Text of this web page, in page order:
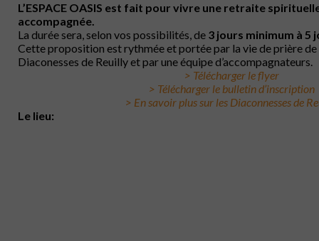
L’ESPACE OASIS est fait pour vivre une retraite
accompagnée.
La durée sera, selon vos possibilités, de 3 jours minimum à 5
Cette proposition est rythmée et portée par la vie de prière de
Diaconesses de Reuilly et par une équipe d’accompagnateurs.
> Télécharger le flyer
> Télécharger le bulletin d’inscription
> En savoir plus sur les Diaconnesses de
Le lieu: